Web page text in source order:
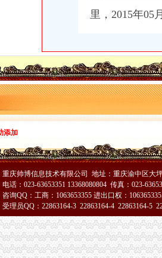
华润置地（重庆）有限公司招聘信息—
（系列）_焦点_新浪财经_新浪网
合开赢利空间-搜狐财经
盘对比分析-重庆乐居
地商业集群发布会圆满举行-活动-重庆
41亿把重庆天地126万平米土地卖给万
析-重庆乐居
地业有限责任公司对外投资暨关联
天地业有限责任公司对外投资暨关联
县同正小额贷款有限责任公司股权的提
份有限公司第六届董事会第一次会议决议
份有限公司第六届董事会第一次会议决议
庆浩博天地附近会计职位信息汇总|重庆
子公司重庆天地业有限责任公司对其
组图）（2）-地产新闻-重庆乐居网
公司重庆天地业有限责任公司对外
银员_华润置地（重庆）有限公司招聘信
里，2015年05
添加
重庆帅博信息技术有限公司 地址：重庆渝中区大
电话：023-63653351 13368080804 传真：023-
咨询QQ：工商：1063653355 进出口权：
受理员QQ：22863164-3 22863164-4 22863164-5